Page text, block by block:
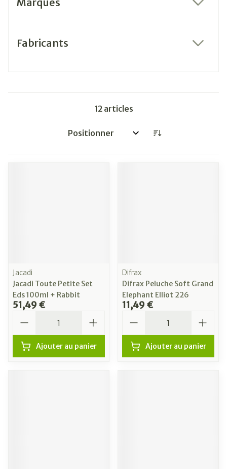
Fabricants
12articles
Trier par:
Jacadi
Jacadi Toute Petite Set
Eds 100ml + Rabbit
51,49 €
Ajouter au panier
Difrax
Difrax Peluche Soft Grand
Elephant Elliot 226
11,49 €
Ajouter au panier